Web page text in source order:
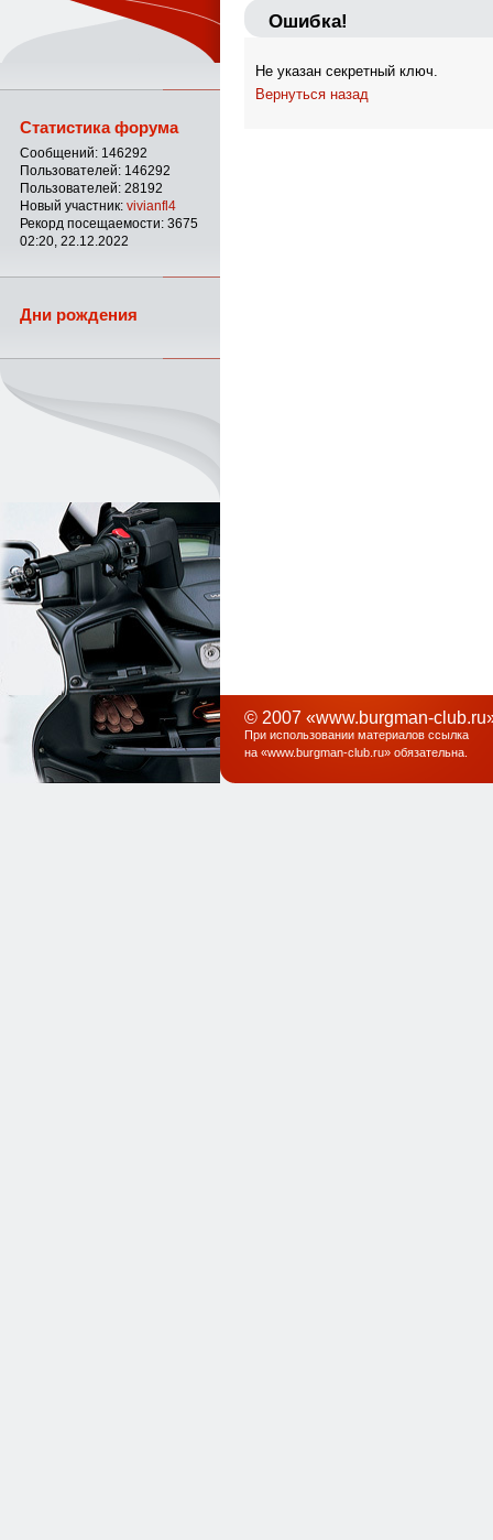
Ошибка!
Не указан секретный ключ.
Вернуться назад
Статистика форума
Сообщений: 146292
Пользователей: 146292
Пользователей: 28192
Новый участник: vivianfl4
Рекорд посещаемости: 3675
02:20, 22.12.2022
Дни рождения
© 2007 «www.burgman-
При использовании материалов ссылка
на «www.burgman-club.ru» обязательна